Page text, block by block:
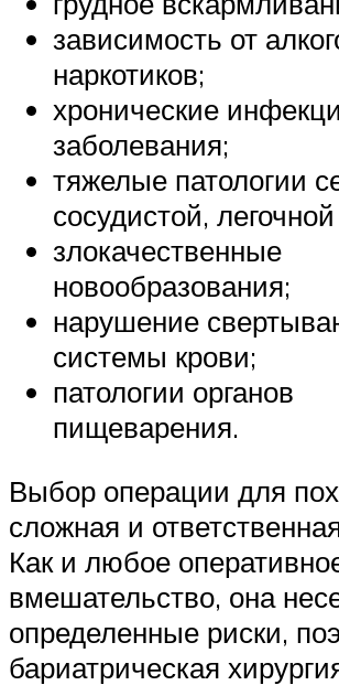
зависимость от
наркотиков;
хронические
заболевания;
тяжелые патологии
сосудистой,
злокачественные
новообразования;
нарушение
системы крови;
патологии органов
пищеварения.
Выбор операции для
сложная и
Как и любое
вмешательство, она
определенные риски,
бариатрическая